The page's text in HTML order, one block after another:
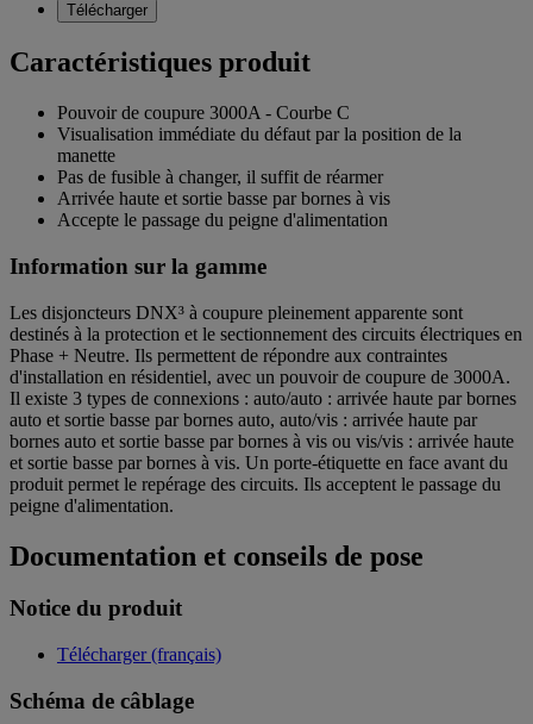
Télécharger
Caractéristiques produit
Pouvoir de coupure 3000A - Courbe C
Visualisation immédiate du défaut par la position de la
manette
Pas de fusible à changer, il suffit de réarmer
Arrivée haute et sortie basse par bornes à vis
Accepte le passage du peigne d'alimentation
Information sur la gamme
Les disjoncteurs DNX³ à coupure pleinement apparente sont
destinés à la protection et le sectionnement des circuits électriques en
Phase + Neutre. Ils permettent de répondre aux contraintes
d'installation en résidentiel, avec un pouvoir de coupure de 3000A.
Il existe 3 types de connexions : auto/auto : arrivée haute par bornes
auto et sortie basse par bornes auto, auto/vis : arrivée haute par
bornes auto et sortie basse par bornes à vis ou vis/vis : arrivée haute
et sortie basse par bornes à vis. Un porte-étiquette en face avant du
produit permet le repérage des circuits. Ils acceptent le passage du
peigne d'alimentation.
Documentation et conseils de pose
Notice du produit
Télécharger (français)
Schéma de câblage